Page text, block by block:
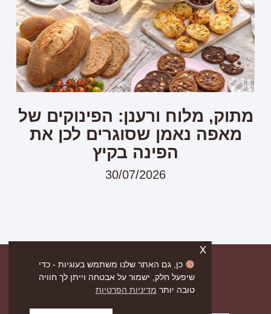
מתוק, מלוח ורענן: הפינוקים של
מאפה נאמן שסוגרים לכן את
הפינה בקיץ
30/07/2026
כן, גם האתר שלנו משתמש בעוגיות - כדי
שיפעל חלק, ישמור על אבטחה וייתן לך חוויה
טובה יותר מדיניות הפרטיות
x